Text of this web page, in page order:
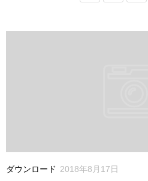
ダウンロード 2018年8月17日